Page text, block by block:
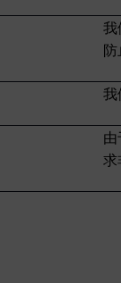
我
防
我
由
求